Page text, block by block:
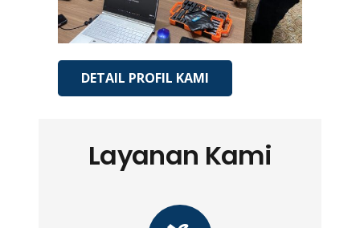
DETAIL PROFIL KAMI
Layanan Kami